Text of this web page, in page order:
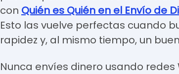
con Quién es Quién en el Envío de
Esto las vuelve perfectas cuando
rapidez y, al mismo tiempo, un
Nunca envíes dinero usando redes